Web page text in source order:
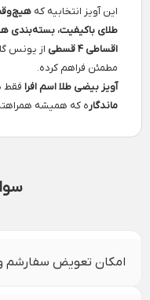
این آویز انتخابیه که
طلای باکیفیت، بسته‌بندی
اقساطی ۴ قسطی
از یونس
مطمئن فراهم کرده.
آویز بیضی طلا اسم افرا فقط
ماندگاره که همیشه
امکان تعویض سفارشم